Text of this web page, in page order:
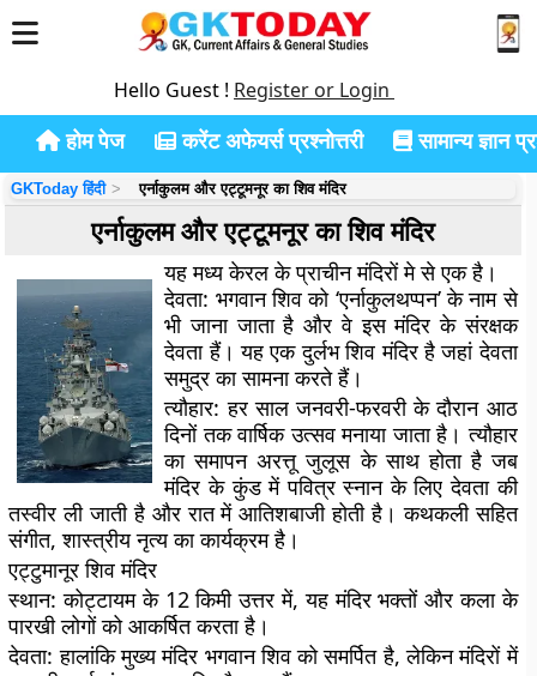
Hello Guest ! Register or Login
होम पेज करेंट अफेयर्स प्रश्नोत्तरी सामान्य ज्ञान
GKToday हिंदी एर्नाकुलम और एट्टूमनूर का शिव मंदिर
एर्नाकुलम और एट्टूमनूर का शिव मंदिर
यह मध्य केरल के प्राचीन मंदिरों मे से एक है।
देवता: भगवान शिव को ‘एर्नाकुलथप्पन’ के नाम से
भी जाना जाता है और वे इस मंदिर के संरक्षक
देवता हैं। यह एक दुर्लभ शिव मंदिर है जहां देवता
समुद्र का सामना करते हैं।
त्यौहार: हर साल जनवरी-फरवरी के दौरान आठ
दिनों तक वार्षिक उत्सव मनाया जाता है। त्यौहार
का समापन अरत्तू जुलूस के साथ होता है जब
मंदिर के कुंड में पवित्र स्नान के लिए देवता की
तस्वीर ली जाती है और रात में आतिशबाजी होती है। कथकली सहित
संगीत, शास्त्रीय नृत्य का कार्यक्रम है।
एट्टुमानूर शिव मंदिर
स्थान: कोट्टायम के 12 किमी उत्तर में, यह मंदिर भक्तों और कला के
पारखी लोगों को आकर्षित करता है।
देवता: हालांकि मुख्य मंदिर भगवान शिव को समर्पित है, लेकिन मंदिरों में